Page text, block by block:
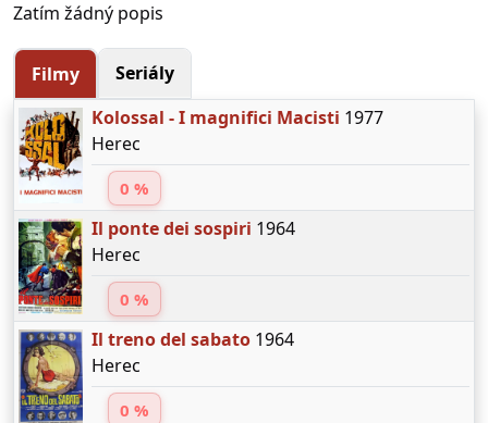
Zatím žádný popis
Filmy
Seriály
Kolossal - I magnifici Macisti 1977
Herec
0 %
Il ponte dei sospiri 1964
Herec
0 %
Il treno del sabato1964
Herec
0 %